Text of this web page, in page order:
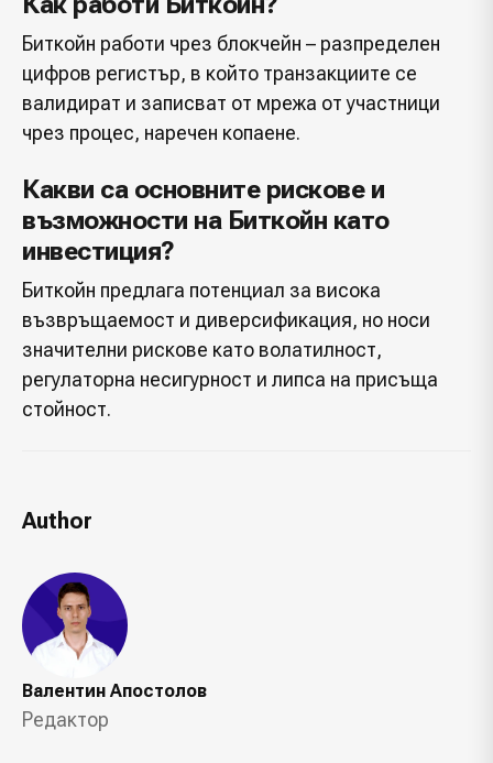
Биткойн работи чрез блокчейн – разпределен
цифров регистър, в който транзакциите се
валидират и записват от мрежа от участници
чрез процес, наречен копаене.
Какви са основните рискове и
възможности на Биткойн като
инвестиция?
Биткойн предлага потенциал за висока
възвръщаемост и диверсификация, но носи
значителни рискове като волатилност,
регулаторна несигурност и липса на присъща
стойност.
Author
Валентин Апостолов
Редактор